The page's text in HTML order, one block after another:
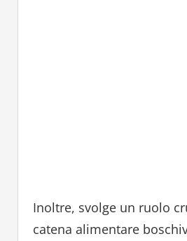
Inoltre, svolge un ruolo
catena alimentare